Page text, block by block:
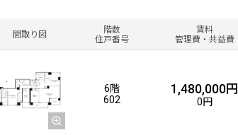
間取り図
階数
住戸番号
賃料
管理費・共益費
6階
602
1,480,000円
0円